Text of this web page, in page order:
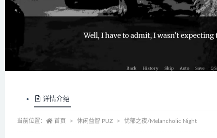
详情介绍
当前位置： 首页 休闲益智 PUZ 忧郁之夜/Melancholic Night